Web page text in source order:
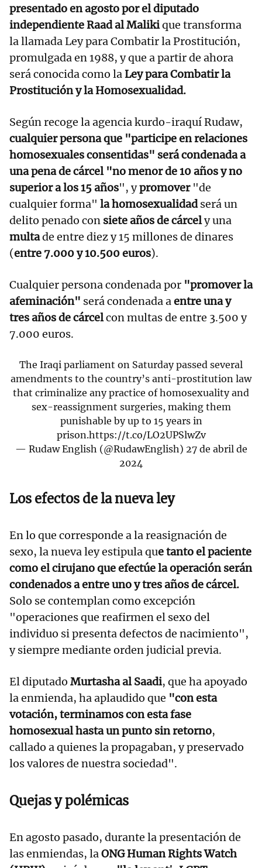
presentado en agosto por el diputado
independiente Raad al Malikique transforma
la llamada Ley para Combatir la Prostitución,
promulgada en 1988, y que a partir de ahora
será conocida como laLey para Combatir la
Prostitución y la Homosexualidad.
Según recoge la agencia kurdo-iraquí Rudaw,
cualquier persona que "participe en relaciones
homosexuales consentidas" será condenada a
una pena de cárcel "no menor de 10 años y no
superior a los 15 años", ypromover"de
cualquier forma" la homosexualidadserá un
delito penado con siete años de cárcely una
multade entre diez y 15 millones de dinares
(entre 7.000 y 10.500 euros).
Cualquier persona condenada por "promover la
afeminación" será condenada aentre una y
tres años de cárcelcon multas de entre 3.500 y
7.000 euros.
The Iraqi parliament on Saturday passed several
amendments to the country’s anti-prostitution law
that criminalize any practice of homosexuality and
sex-reassignment surgeries, making them
punishable by up to 15 years in
prison.https://t.co/LO2UPSlwZv
— Rudaw English (@RudawEnglish) 27 de abril de
2024
Los efectos de la nueva ley
En lo que corresponde a la reasignación de
sexo, la nueva ley estipula que tanto el paciente
como el cirujano que efectúe la operación serán
condenados a entre uno y tres años de cárcel.
Solo se contemplan como excepción
"operaciones que reafirmen el sexo del
individuo si presenta defectos de nacimiento",
y siempre mediante orden judicial previa.
El diputado Murtasha al Saadi, que ha apoyado
la enmienda, ha aplaudido que "con esta
votación, terminamos con esta fase
homosexual hasta un punto sin retorno,
callado a quienes la propagaban, y preservado
los valores de nuestra sociedad".
Quejas y polémicas
En agosto pasado, durante la presentación de
las enmiendas, laONG Human Rights Watch